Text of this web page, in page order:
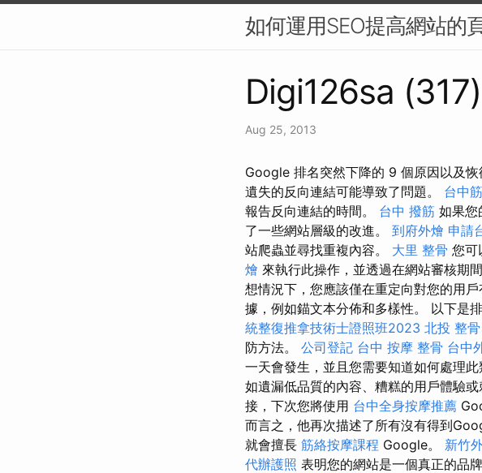
如何運用SEO提高網站的
Digi126sa (317)
Aug 25, 2013
Google 排名突然下降的 9 個原因以及
遺失的反向連結可能導致了問題。 台中
報告反向連結的時間。 台中 撥筋 如果您
了一些網站層級的改進。 到府外燴 申請
站爬蟲並尋找重複內容。 大里 整骨 您可
燴 來執行此操作，並透過在網站審核期
想情況下，您應該僅在重定向對您的用
據，例如錨文本分佈和多樣性。 以下是
統整復推拿技術士證照班2023 北投 整骨
防方法。 公司登記 台中 按摩 整骨 台中
一天會發生，並且您需要知道如何處理
如遺漏低品質的內容、糟糕的用戶體驗或
接，下次您將使用 台中全身按摩推薦
而言之，他再次描述了所有沒有得到
就會擅長 筋絡按摩課程 Google。 新竹
代辦護照 表明您的網站是一個真正的品牌